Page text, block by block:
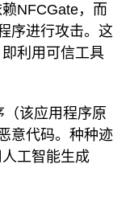
NFCGate，而
序进行攻击。这
利用可信工具
该应用程序原
意代码。种种迹
工智能生成